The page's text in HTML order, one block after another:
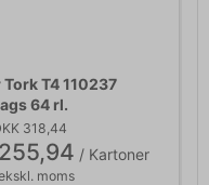
T4 110237
64 rl.
318,44
/ Kartoner
moms